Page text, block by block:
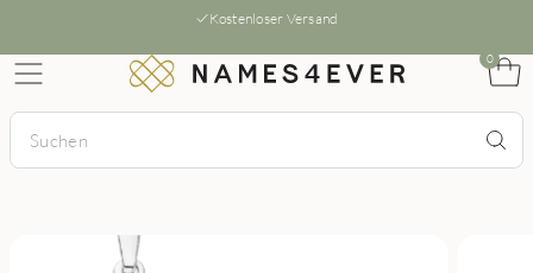
Kostenloser Versand
0